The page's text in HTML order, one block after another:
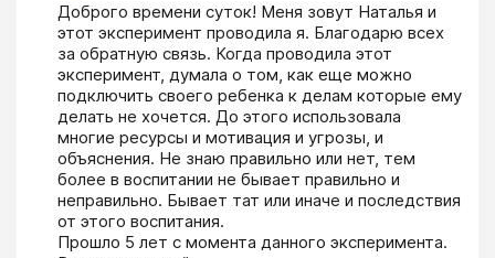
Доброго времени суток! Меня зовут Наталья и
этот эксперимент проводила я. Благодарю всех
за обратную связь. Когда проводила этот
эксперимент, думала о том, как еще можно
подключить своего ребенка к делам которые ему
делать не хочется. До этого использовала
многие ресурсы и мотивация и угрозы, и
объяснения. Не знаю правильно или нет, тем
более в воспитании не бывает правильно и
неправильно. Бывает тат или иначе и последствия
от этого воспитания.
Прошло 5 лет с момента данного эксперимента.